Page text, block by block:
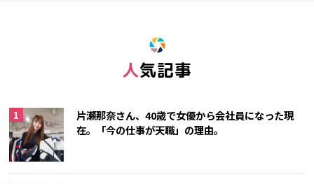
人気記事
片瀬那奈さん、40歳で女優から会社員になった現
在。「今の仕事が天職」の理由。